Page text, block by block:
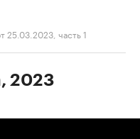
25.03.2023, часть 1
2023